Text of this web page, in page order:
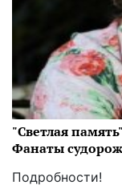
"Светлая
Фанаты
Подробности!